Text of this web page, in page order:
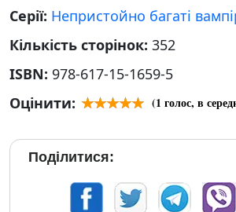
Серії: Непристойно багаті
Кількість сторінок: 352
ISBN: 978-617-15-1659-5
Оцінити:
(1 голос, в
Поділитися: